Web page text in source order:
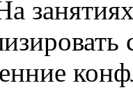
мы